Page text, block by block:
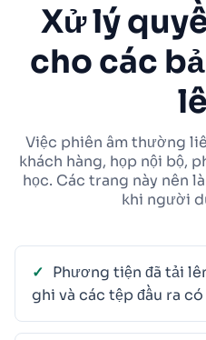
Xử lý
cho các
Việc phiên âm thường
khách hàng, họp nội bộ,
học. Các trang này nên
khi người
Phương tiện đã tải
ghi và các tệp đầu ra